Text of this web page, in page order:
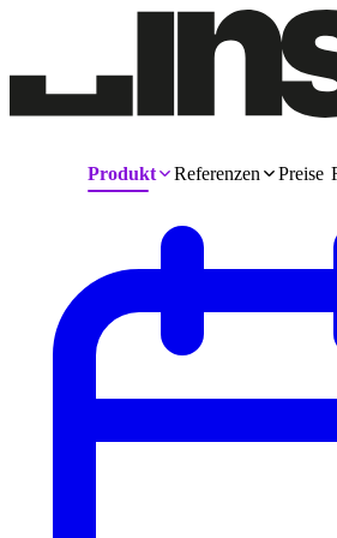
Produkt Referenzen Preise